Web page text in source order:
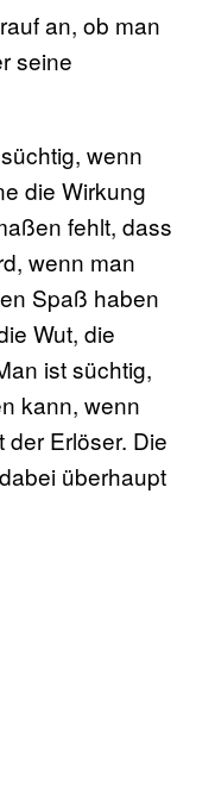
an, ob man
seine
wenn
die Wirkung
fehlt, dass
wenn man
Spaß haben
Wut, die
ist süchtig,
kann, wenn
Erlöser. Die
überhaupt